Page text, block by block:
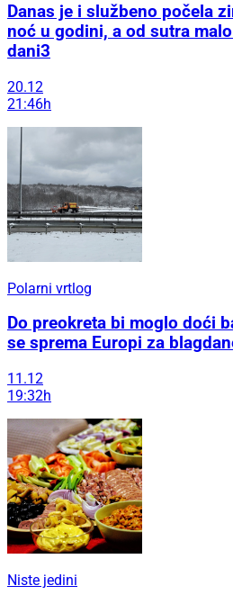
Danas je i službeno počela
noć u godini, a od sutra
dani3
20.12
21:46h
Polarni vrtlog
Do preokreta bi moglo doći
se sprema Europi za
11.12
19:32h
Niste jedini